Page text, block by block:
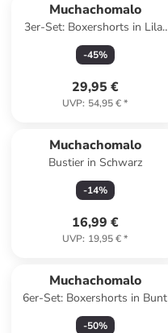
Muchachomalo
3er-Set: Boxershorts in Lila/
Pink/ Dunkelblau
-45%
29,95 €
UVP: 54,95 €*
Muchachomalo
Bustier in Schwarz
-14%
16,99 €
UVP: 19,95 €*
Muchachomalo
6er-Set: Boxershorts in Bunt
-50%